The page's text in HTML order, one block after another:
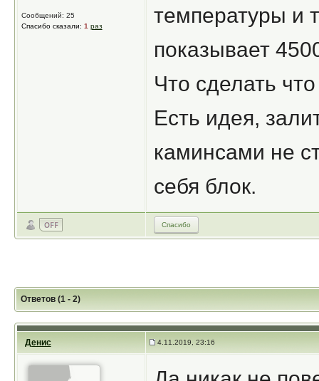
Сообщений: 25
Спасибо сказали: 1 раз
температуры и
показывает
Что сделать
Есть идея,
каминсами не
себя блок.
Спасибо
Ответов (1 - 2)
Денис 4.11.2019, 23:16